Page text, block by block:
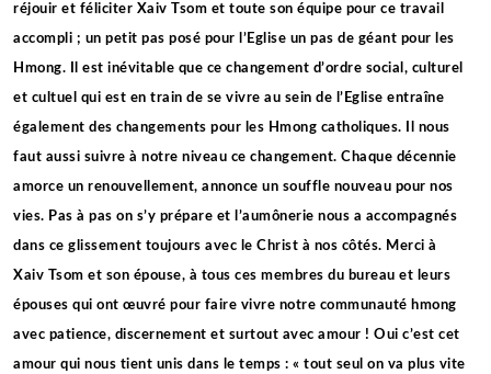
réjouir et féliciter Xaiv Tsom et toute son équipe pour ce travail
accompli ; un petit pas posé pour l’Eglise un pas de géant pour les
Hmong. Il est inévitable que ce changement d’ordre social, culturel
et cultuel qui est en train de se vivre au sein de l’Eglise entraîne
également des changements pour les Hmong catholiques. Il nous
faut aussi suivre à notre niveau ce changement. Chaque décennie
amorce un renouvellement, annonce un souffle nouveau pour nos
vies. Pas à pas on s’y prépare et l’aumônerie nous a accompagnés
dans ce glissement toujours avec le Christ à nos côtés. Merci à
Xaiv Tsom et son épouse, à tous ces membres du bureau et leurs
épouses qui ont œuvré pour faire vivre notre communauté hmong
avec patience, discernement et surtout avec amour ! Oui c’est cet
amour qui nous tient unis dans le temps : « tout seul on va plus vite